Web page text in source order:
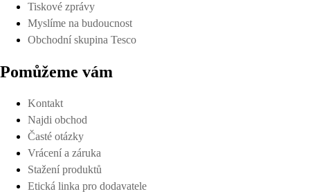
Tiskové zprávy
Myslíme na budoucnost
Obchodní skupina Tesco
Pomůžeme vám
Kontakt
Najdi obchod
Časté otázky
Vrácení a záruka
Stažení produktů
Etická linka pro dodavatele